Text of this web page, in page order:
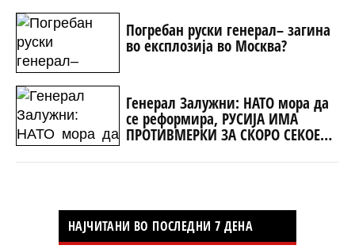
Погребан руски генерал– загина
во експлозија во Москва?
Генерал Залужни: НАТО мора да
се реформира, РУСИЈА ИМА
ПРОТИВМЕРКИ ЗА СКОРО СЕКОЕ
НАЈЧИТАНИ ВО ПОСЛЕДНИ 7 ДЕНА